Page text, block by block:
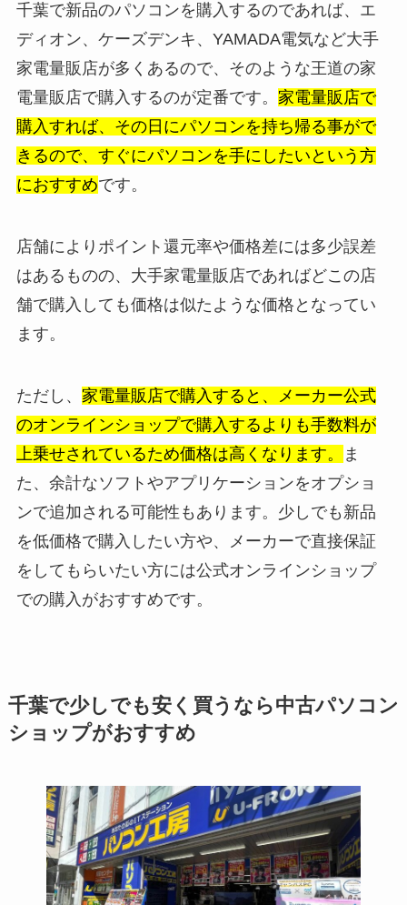
千葉で新品のパソコンを購入するのであれば、エ
ディオン、ケーズデンキ、YAMADA電気など大手
家電量販店が多くあるので、そのような王道の家
電量販店で購入するのが定番です。 家電量販店で
購入すれば、その日にパソコンを持ち帰る事がで
きるので、すぐにパソコンを手にしたいという方
におすすめです。
店舗によりポイント還元率や価格差には多少誤差
はあるものの、大手家電量販店であればどこの店
舗で購入しても価格は似たような価格となってい
ます。
ただし、 家電量販店で購入すると、メーカー公式
のオンラインショップで購入するよりも手数料が
上乗せされているため価格は高くなります。
ま
た、余計なソフトやアプリケーションをオプショ
ンで追加される可能性もあります。少しでも新品
を低価格で購入したい方や、メーカーで直接保証
をしてもらいたい方には公式オンラインショップ
での購入がおすすめです。
千葉で少しでも安く買うなら中古パソコン
ショップがおすすめ